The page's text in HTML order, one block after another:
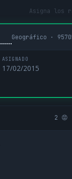
Asigna los
Geográfico ·
ASIGNADO
17/02/2015
2 😡